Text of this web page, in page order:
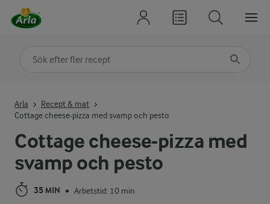
Cottage cheese-pizza med
svamp och pesto
35 MIN • Arbetstid: 10 min
Arla
Recept & mat
Cottage cheese-pizza med svamp och pesto
Sök på kategori eller ingrediens